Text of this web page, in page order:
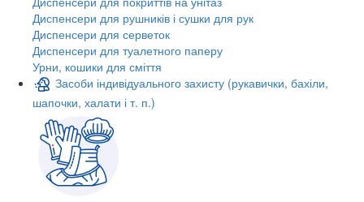
Диспенсери для рушників і сушки для рук
Диспенсери для серветок
Диспенсери для туалетного паперу
Урни, кошики для сміття
Засоби індивідуального захисту (рукавички, бахіли,
шапочки, халати і т. п.)